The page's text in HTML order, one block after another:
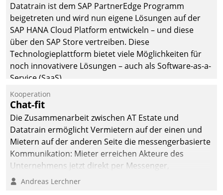
Datatrain ist dem SAP PartnerEdge Programm
beigetreten und wird nun eigene Lösungen auf der
SAP HANA Cloud Platform entwickeln – und diese
über den SAP Store vertreiben. Diese
Technologieplattform bietet viele Möglichkeiten für
noch innovativere Lösungen – auch als Software-as-a-
Service (SaaS).
Kooperation
Chat-fit
Die Zusammenarbeit zwischen AT Estate und
Datatrain ermöglicht Vermietern auf der einen und
Mietern auf der anderen Seite die messengerbasierte
Kommunikation: Mieter erreichen Akteure des
Unternehmens jetzt direkt per Messenger,
Mitarbeiter oder Dienstleister empfangen oder
Andreas Lerchner